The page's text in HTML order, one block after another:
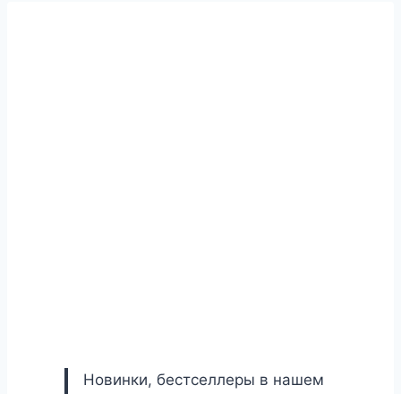
Новинки, бестселлеры в нашем